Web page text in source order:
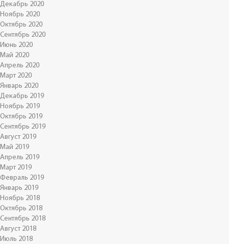
Декабрь 2020
Ноябрь 2020
Октябрь 2020
Сентябрь 2020
Июнь 2020
Май 2020
Апрель 2020
Март 2020
Январь 2020
Декабрь 2019
Ноябрь 2019
Октябрь 2019
Сентябрь 2019
Август 2019
Май 2019
Апрель 2019
Март 2019
Февраль 2019
Январь 2019
Ноябрь 2018
Октябрь 2018
Сентябрь 2018
Август 2018
Июль 2018